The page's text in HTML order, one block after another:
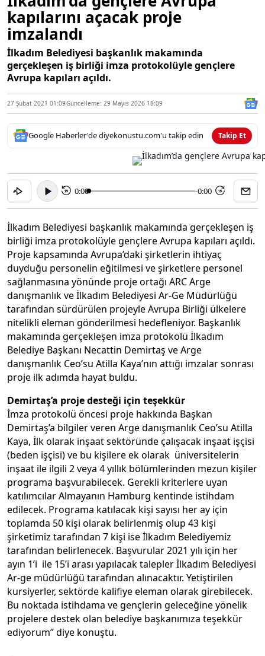
kapılarını açacak proje
imzalandı
İlkadım Belediyesi başkanlık makamında
gerçekleşen iş birliği imza protokolüyle gençlere
Avrupa kapıları açıldı.
27 Şubat 2021 01:09Güncelleme: 29 Mayıs 2026 18:09
Google Haberler'de diyekonustu.com'u takip edin Takip Et
15 0:00 -0:00 15
İlkadım Belediyesi başkanlık makamında gerçekleşen iş
birliği imza protokolüyle gençlere Avrupa kapıları açıldı.
Proje kapsamında Avrupa’daki şirketlerin ihtiyaç
duyduğu personelin eğitilmesi ve şirketlere personel
sağlanmasına yönünde proje ortağı ARC Arge
danışmanlık ve İlkadım Belediyesi Ar-Ge Müdürlüğü
tarafından sürdürülen projeyle Avrupa Birliği ülkelere
nitelikli eleman gönderilmesi hedefleniyor. Başkanlık
makamında gerçekleşen imza protokolü İlkadım
Belediye Başkanı Necattin Demirtaş ve Arge
danışmanlık Ceo’su Atilla Kaya’nın attığı imzalar sonrası
proje ilk adımda hayat buldu.
Demirtaş’a proje desteği için teşekkür
İmza protokolü öncesi proje hakkında Başkan
Demirtaş’a bilgiler veren Arge danışmanlık Ceo’su Atilla
Kaya, İlk olarak inşaat sektöründe çalışacak inşaat işçisi
(beden işçisi) ve bu kişilere ek olarak üniversitelerin
inşaat ile ilgili 2 veya 4 yıllık bölümlerinden mezun kişiler
programa başvurabilecek. Gerekli kriterlere uyan
katılımcılar Almayanın Hamburg kentinde istihdam
edilecek. Programa katılacak kişi sayısı her ay için
toplamda 50 kişi olarak belirlenmiş olup 43 kişi
şirketimiz tarafından 7 kişi ise İlkadım Belediyemiz
tarafından belirlenecek. Başvurular 2021 yılı için her
ayın 1’i ile 15’i arası yapılacak talepler İlkadım Belediyesi
Ar-ge müdürlüğü tarafından alınacaktır. Yetiştirilen
kursiyerler, sektörde kalifiye eleman olarak girebilecek.
Bu noktada istihdama ve gençlerin geleceğine yönelik
projelere destek olan belediye başkanımıza teşekkür
ediyorum” diye konuştu.